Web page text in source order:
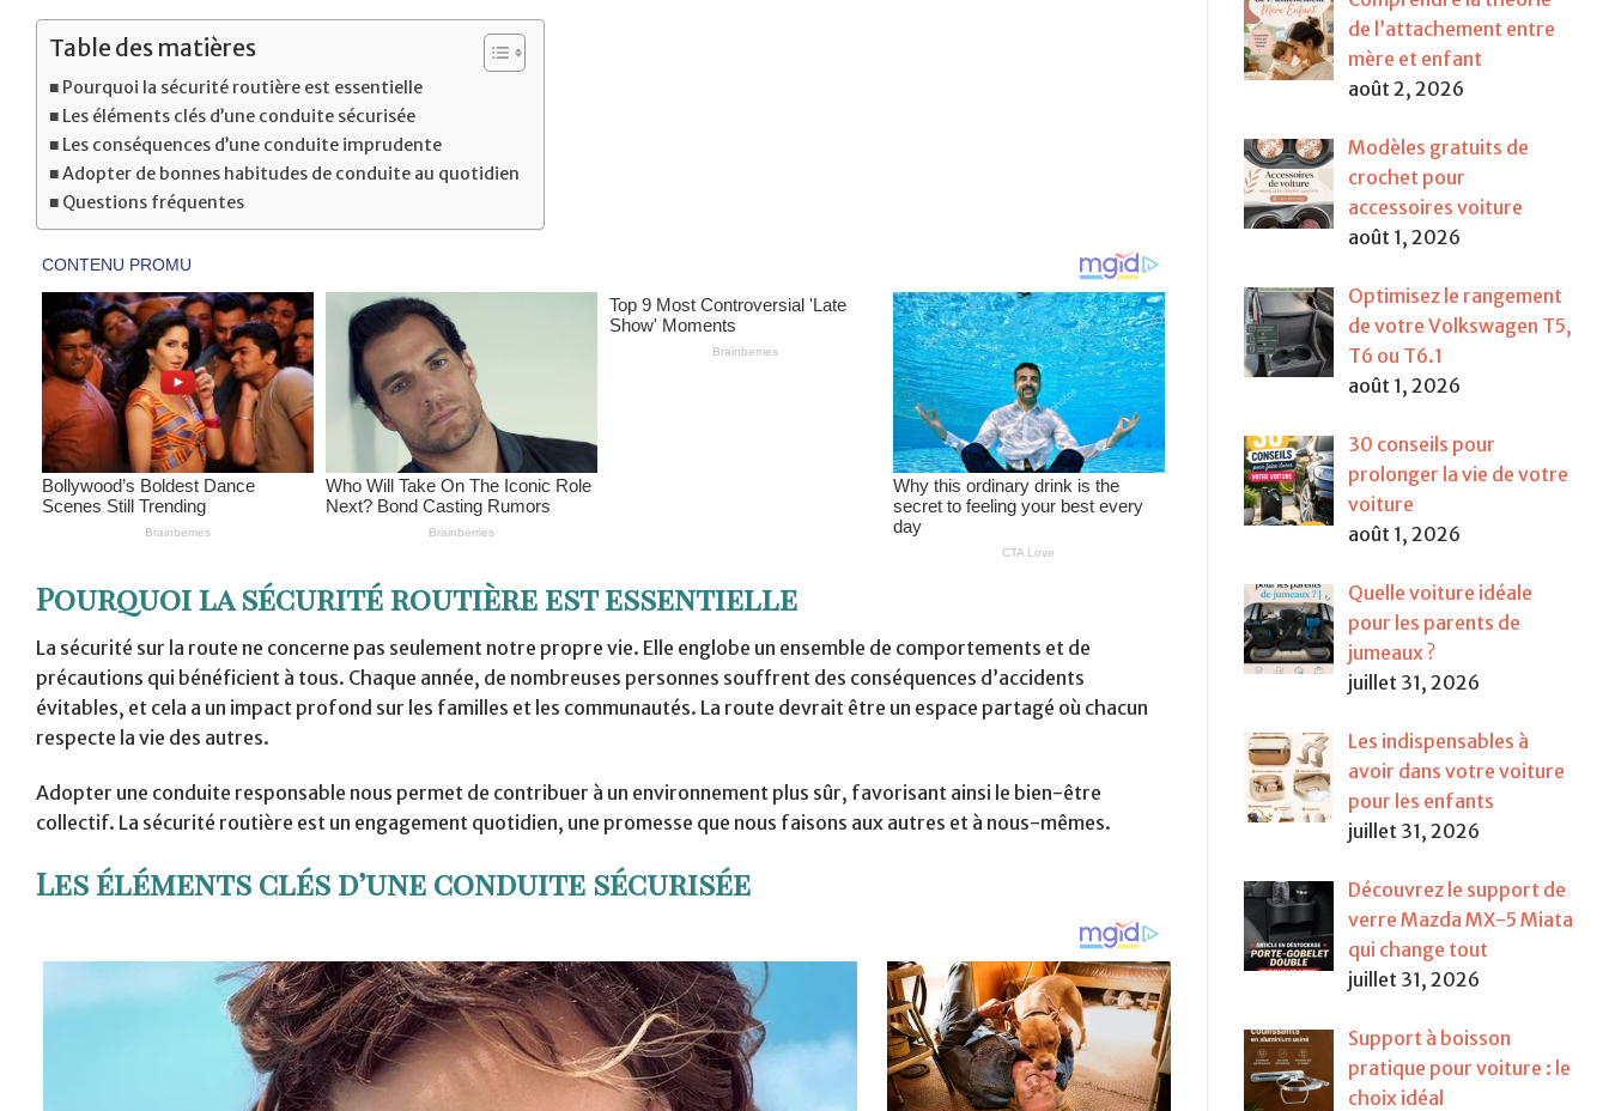
Table des matières
Pourquoi la sécurité routière est essentielle
Les éléments clés d’une conduite sécurisée
Les conséquences d’une conduite imprudente
Adopter de bonnes habitudes de conduite au quotidien
Questions fréquentes
Pourquoi la sécurité routière est essentielle
La sécurité sur la route ne concerne pas seulement notre propre vie. Elle englobe un ensemble de comportements et de
précautions qui bénéficient à tous. Chaque année, de nombreuses personnes souffrent des conséquences d’accidents
évitables, et cela a un impact profond sur les familles et les communautés. La route devrait être un espace partagé où chacun
respecte la vie des autres.
Adopter une conduite responsable nous permet de contribuer à un environnement plus sûr, favorisant ainsi le bien-être
collectif. La sécurité routière est un engagement quotidien, une promesse que nous faisons aux autres et à nous-mêmes.
Les éléments clés d’une conduite sécurisée
de l’attachement entre
mère et enfant
août 2, 2026
Modèles gratuits de
crochet pour
accessoires voiture
août 1, 2026
Optimisez le rangement
de votre Volkswagen T5,
T6 ou T6.1
août 1, 2026
30 conseils pour
prolonger la vie de votre
voiture
août 1, 2026
Quelle voiture idéale
pour les parents de
jumeaux ?
juillet 31, 2026
Les indispensables à
avoir dans votre voiture
pour les enfants
juillet 31, 2026
Découvrez le support de
verre Mazda MX-5 Miata
qui change tout
juillet 31, 2026
Support à boisson
pratique pour voiture : le
choix idéal